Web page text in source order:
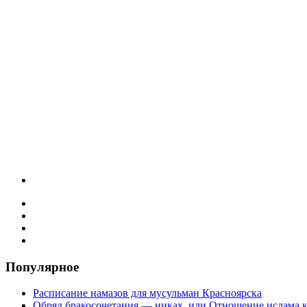
Популярное
Расписание намазов для мусульман Красноярска